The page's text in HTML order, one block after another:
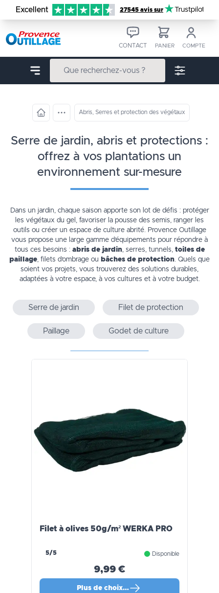
Aller au contenu
Excellent 27545 avis sur Trustpilot
CONTACT PANIER COMPTE
Abris, Serres et protection des végétaux
serre de jardin, abris et protections :
offrez à vos plantations un
environnement sur-mesure
Dans un jardin, chaque saison apporte son lot de défis : protéger
les végétaux du gel, favoriser la pousse des semis, ranger les
outils ou créer un espace de culture abrité. Provence Outillage
vous propose une large gamme d’équipements pour répondre à
tous ces besoins : abris de jardin, serres, tunnels, toiles de
paillage, filets d’ombrage ou bâches de protection. Quels que
soient vos projets, vous trouverez des solutions durables,
adaptées à votre espace, à vos cultures et à votre budget.
Serre de jardin Filet de protection
Paillage Godet de culture
Filet à olives 50g/m² WERKA PRO
5/5 Disponible
9,99 €
Plus de choix…